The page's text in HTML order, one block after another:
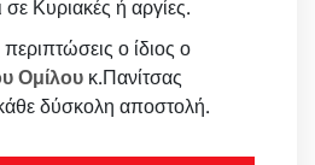
σε Κυριακές ή αργίες.
περιπτώσεις ο ίδιος ο
Ομίλου κ.Πανίτσας
δύσκολη αποστολή.